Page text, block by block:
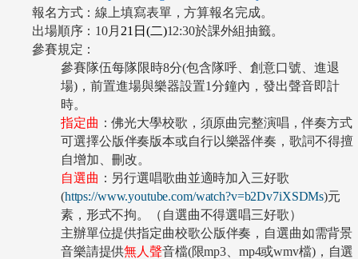
報名方式：線上填寫表單，方算報名完成。
出場順序：10月 21 日(二)12:30於課外組抽籤。
參賽規定：
參賽隊伍每隊限時8分(包含隊呼、創意口號、進退
場)，前置進場與樂器設置1分鐘內，發出聲音即計
時。
指定曲 ：佛光大學校歌，須原曲完整演唱，伴奏方式
可選擇公版伴奏版本或自行以樂器伴奏， 歌詞不得擅
自增加、刪改。
自選曲 ：另行選唱歌曲並適時加入三好歌
(https://www.youtube.com/watch?v=b2Dv7iXSDMs)元
素，形式不拘。（自選曲不得選唱三好歌）
主辦單位提供指定曲校歌公版伴奏，自選曲如需背景
音樂請提供無人聲音檔(限mp3、mp4或wmv檔)，自選